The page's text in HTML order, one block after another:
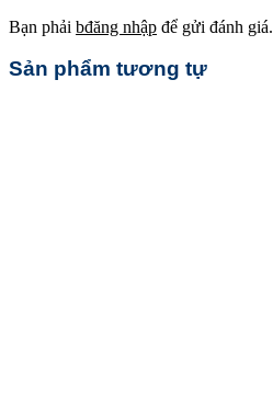
Bạn phải bđăng nhập để gửi đánh giá.
Sản phẩm tương tự